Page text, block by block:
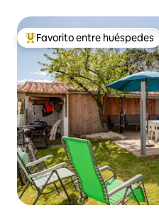
De los mejores en Favorito
Favorito entre huéspedes